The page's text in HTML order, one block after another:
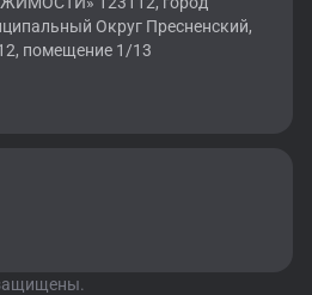
Округ Пресненский,
помещение 1/13